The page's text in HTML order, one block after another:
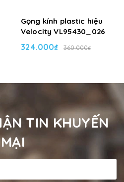
Gọng kính plastic hiệu
Velocity VL95430_026
324.000₫ 360.000₫
TIN KHUYẾN
MẠI